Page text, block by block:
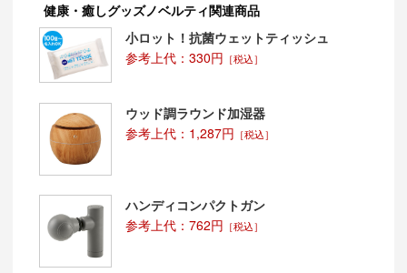
健康・癒しグッズノベルティ関連商品
小ロット！抗菌ウェットティッシュ
参考上代：330円 ［税込］
ウッド調ラウンド加湿器
参考上代：1,287円 ［税込］
ハンディコンパクトガン
参考上代：762円 ［税込］